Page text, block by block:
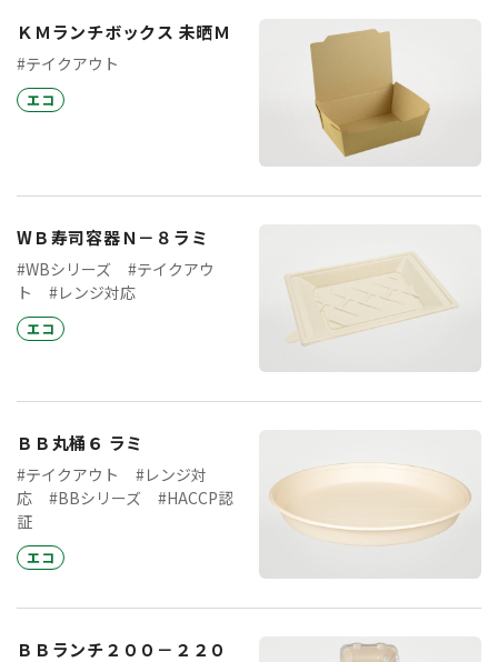
ＫＭランチボックス 未晒Ｍ
#テイクアウト
エコ
WＢ寿司容器Ｎ－８ラミ
#WBシリーズ
#テイクアウ
ト
#レンジ対応
エコ
ＢＢ丸桶６ ラミ
#テイクアウト
#レンジ対
応
#BBシリーズ
#HACCP認
証
エコ
ＢＢランチ２００－２２０